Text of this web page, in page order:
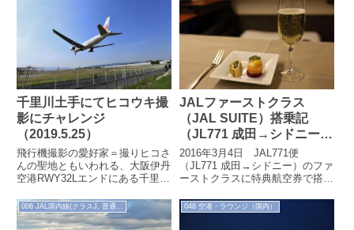
千里川土手にてヒコウキ撮
影にチャレンジ
（2019.5.25）
飛行機撮影の愛好家＝撮りヒコさ
んの聖地ともいわれる、大阪伊丹
空港RWY32Lエンドにある千里川
阪に行った際に訪れてヒコウキ
撮...
JALファーストクラス
（JAL SUITE）搭乗記
（JL771 成田→シドニー
2016.3.4）
2016年3月4日 JAL771便
（JL771 成田→シドニー）のファ
ーストクラスに特典航空券で搭乗
シドニー→成田のファー...
006 JAL国内線(クラスJ, 普通席) 048 空港・ラウンジ（国内）